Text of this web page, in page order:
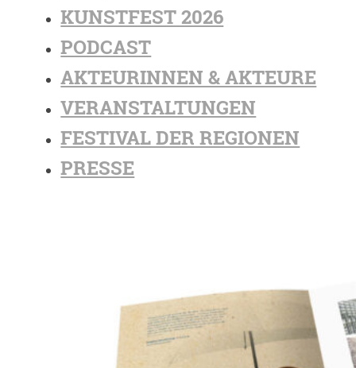
KUNSTFEST 2026
PODCAST
AKTEURINNEN & AKTEURE
VERANSTALTUNGEN
FESTIVAL DER REGIONEN
PRESSE